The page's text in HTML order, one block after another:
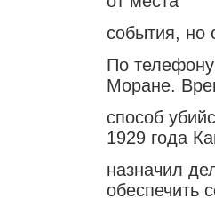
события, но
По
Моране.
способ
1929 года
назначил
обеспечить